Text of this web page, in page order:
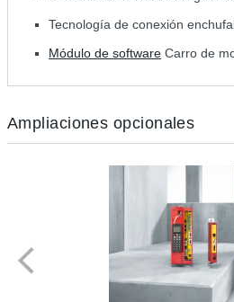
Tecnología de conexión
Módulo de software Carro de
Ampliaciones opcionales